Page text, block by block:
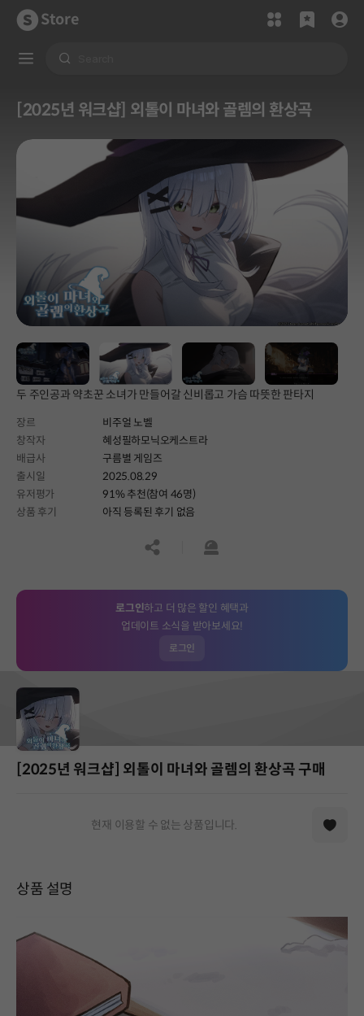
Store
[2025년 워크샵] 외톨이 마녀와 골렘의 환상곡
두 주인공과 약초꾼 소녀가 만들어갈 신비롭고 가슴 따뜻한 판타지
장르
비주얼 노벨
창작자
혜성필하모닉오케스트라
배급사
구름별 게임즈
출시일
2025.08.29
유저평가
91% 추천(참여 46명)
상품 후기
아직 등록된 후기 없음
공유하기신고하기
로그인하고 더 많은 할인 혜택과
업데이트 소식을 받아보세요!
로그인
[2025년 워크샵] 외톨이 마녀와 골렘의 환상곡 구매
현재 이용할 수 없는 상품입니다.
상품 설명